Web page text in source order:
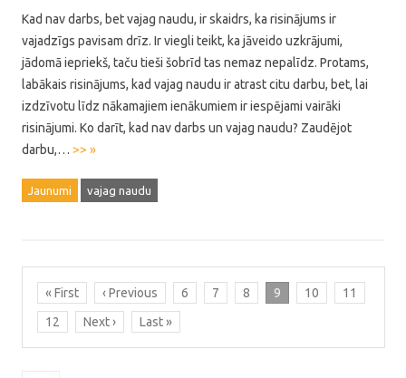
Kad nav darbs, bet vajag naudu, ir skaidrs, ka risinājums ir
vajadzīgs pavisam drīz. Ir viegli teikt, ka jāveido uzkrājumi,
jādomā iepriekš, taču tieši šobrīd tas nemaz nepalīdz. Protams,
labākais risinājums, kad vajag naudu ir atrast citu darbu, bet, lai
izdzīvotu līdz nākamajiem ienākumiem ir iespējami vairāki
risinājumi. Ko darīt, kad nav darbs un vajag naudu? Zaudējot
darbu,… >> »
Jaunumi vajag naudu
« First ‹ Previous 6 7 8 9 10
11
12
Next › Last »